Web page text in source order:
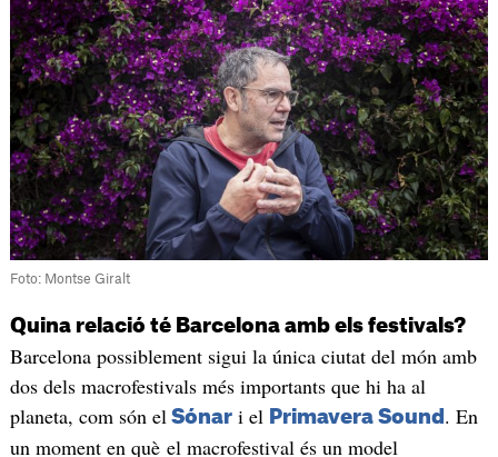
Foto: Montse Giralt
Quina relació té Barcelona amb els festivals?
Barcelona possiblement sigui la única ciutat del món amb
dos dels macrofestivals més importants que hi ha al
planeta, com són el Sónari el Primavera Sound . En
un moment en què el macrofestival és un model